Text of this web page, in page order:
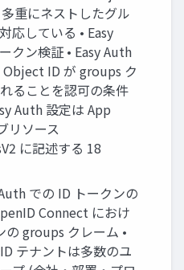
重にネストしたグル
応している • Easy
クン検証 • Easy Auth
Object ID が groups ク
ることを認可の条件
Auth 設定は App
リソース
に記述する 18
での ID トークンの
Connect におけ
の groups クレーム •
テナントは多数のユ